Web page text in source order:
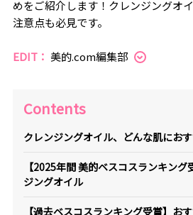
めをご紹介します！クレンジングオ
注意点も必見です。
EDIT： 美的.com編集部
Contents
クレンジングオイル、どんな肌にお
【2025年間 美的ベスコスランキン
ジングオイル
【過去ベスコスランキング受賞】お